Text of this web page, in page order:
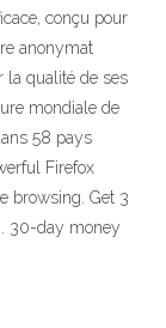
conçu pour
anonymat
la qualité de ses
mondiale de
58 pays
Firefox
browsing. Get 3
30-day money